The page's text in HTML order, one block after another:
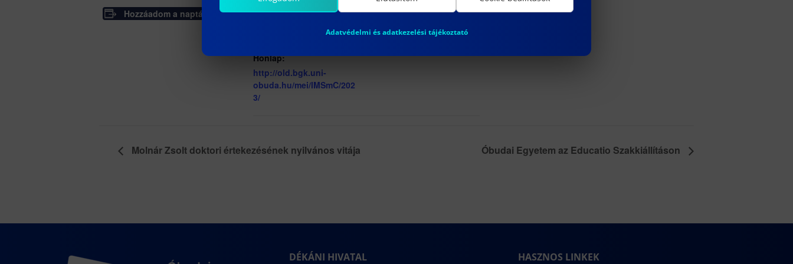
Hozzáadom a naptáramhoz RÉSZLETEK
Honlap:
http://old.bgk.uni-
obuda.hu/mei/IMSmC/202
3/
HELYSZÍN
ÓE BGK – 1081 Budapest,
Népszínház utca 8.
Molnár Zsolt doktori értekezésének nyilvános vitája Óbudai Egyetem az Educatio Szakkiállításon
DÉKÁNI HIVATAL HASZNOS LINKEK
Adatvédelmi és adatkezelési tájékoztató